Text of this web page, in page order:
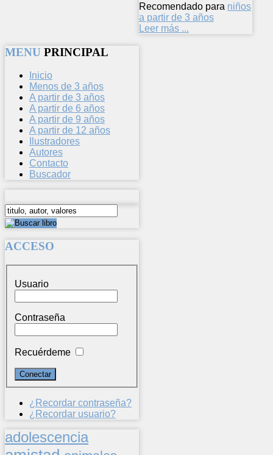
Recomendado para niños
a partir de 3 años
Leer más ...
MENU PRINCIPAL
Inicio
Menos de 3 años
A partir de 3 años
A partir de 6 años
A partir de 9 años
A partir de 12 años
Ilustradores
Autores
Contacto
Buscador
ACCESO
Usuario
Contraseña
Recuérdeme
¿Recordar contraseña?
¿Recordar usuario?
adolescencia